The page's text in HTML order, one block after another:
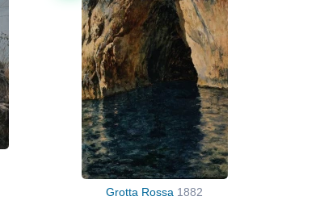
Grotta Rossa 1882